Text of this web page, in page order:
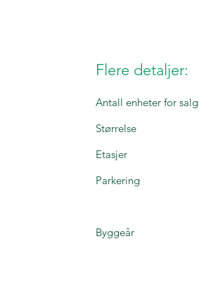
Flere detaljer:
Antall enheter for salg
Størrelse
Etasjer
Parkering
Byggeår